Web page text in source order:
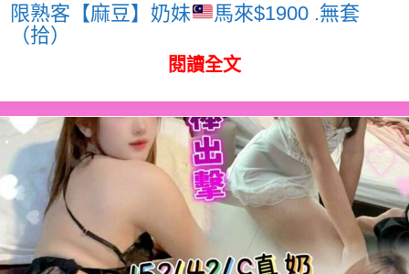
限熟客【麻豆】奶妹
馬來$1900 .無套
（拾）
閱讀全文